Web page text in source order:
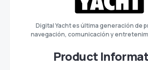
Digital Yacht es última generación de
navegación, comunicación y
Product